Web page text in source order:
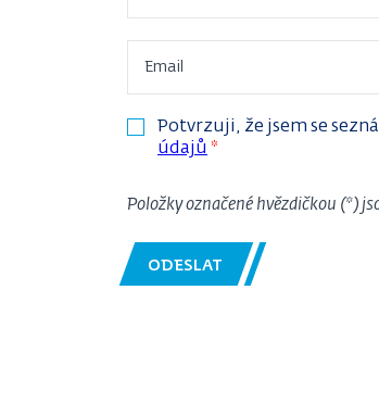
Email
Potvrzuji, že jsem se
údajů *
Položky označené hvězdičkou (*)
ODESLAT